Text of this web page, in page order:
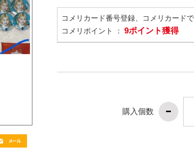
コメリカード番号登録、コメリカード
コメリポイント ： 9ポイント獲得
購入個数